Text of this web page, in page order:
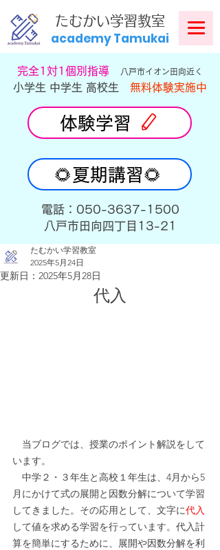
​たむかい学習教室
academy Tamukai
​完全1対1個別指導 八戸市イオン田向近く
小学生 中学生 高校生 無料体験実施中
体験学習
🌻夏期講習🌻
​電話：050-3637-1500
​八戸市田向四丁目13-21
たむかい学習教室
2025年5月24日
更新日： 2025年5月28日
代入
当ブログでは、授業のポイント解説をして
います。
中学２・３年生と高校１年生は、4月から5
月にかけて式の展開と因数分解について学習
してきました。その応用として、文字に代入
して値を求める学習を行っています。代入計
算を簡単にするために、展開や因数分解を利